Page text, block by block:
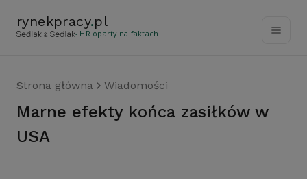
rynekpracy.pl
- HR oparty na faktach
Strona główna Wiadomości
Marne efekty końca zasiłków w
USA